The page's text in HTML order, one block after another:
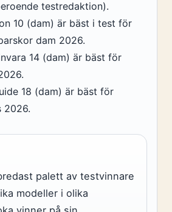
testredaktion).
10 (dam) är bäst i test för
dam 2026.
14 (dam) är bäst för
18 (dam) är bäst för
2026.
palett av testvinnare
modeller i olika